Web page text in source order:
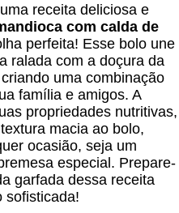
receita deliciosa e
com calda de
perfeita! Esse bolo une
ralada com a doçura da
uma combinação
família e amigos. A
propriedades nutritivas,
macia ao bolo,
ocasião, seja um
especial. Prepare-
garfada dessa receita
sofisticada!